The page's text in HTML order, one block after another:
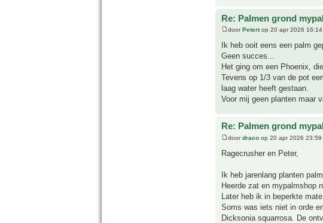
Re: Palmen grond
doorPetertop 20 apr 2026 16:14
Ik heb ooit eens een palm
Geen succes...
Het ging om een Phoenix,
Tevens op 1/3 van de pot
laag water heeft gestaan.
Voor mij geen planten maar
Re: Palmen grond
doordraco op 20 apr 2026 23:59
Ragecrusher en Peter,
Ik heb jarenlang planten
Heerde zat en mypalmshop
Later heb ik in beperkte
Soms was iets niet in orde
Dicksonia squarrosa. De